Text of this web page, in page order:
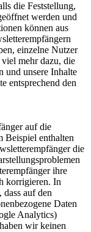
die Feststellung,
werden und
können aus
einzelne Nutzer
mehr dazu, die
und unsere Inhalte
entsprechend den
auf die
Beispiel enthalten
die
ihre
korrigieren. In
auf den
Daten
Analytics)
wir keinen